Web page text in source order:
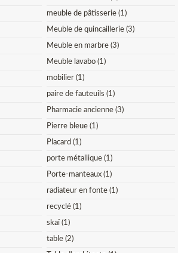
meuble de pâtisserie (1)
Meuble de quincaillerie (3)
Meuble en marbre (3)
Meuble lavabo (1)
mobilier (1)
paire de fauteuils (1)
Pharmacie ancienne (3)
Pierre bleue (1)
Placard (1)
porte métallique (1)
Porte-manteaux (1)
radiateur en fonte (1)
recyclé (1)
skaï (1)
table (2)